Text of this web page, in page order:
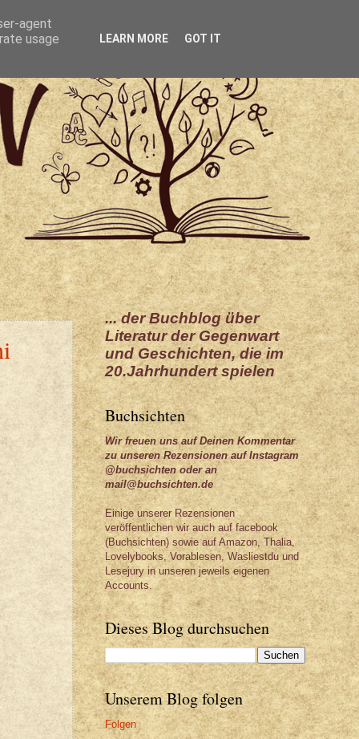
... der Buchblog über
Literatur der Gegenwart
und Geschichten, die im
20.Jahrhundert spielen
Buchsichten
Wir freuen uns auf Deinen Kommentar
zu unseren Rezensionen auf Instagram
@buchsichten oder an
mail@buchsichten.de
Einige unserer Rezensionen
veröffentlichen wir auch auf facebook
(Buchsichten) sowie auf Amazon, Thalia,
Lovelybooks, Vorablesen, Wasliestdu und
Lesejury in unseren jeweils eigenen
Accounts.
Dieses Blog durchsuchen
Unserem Blog folgen
Folgen
agent
usage
LEARN MORE GOT IT